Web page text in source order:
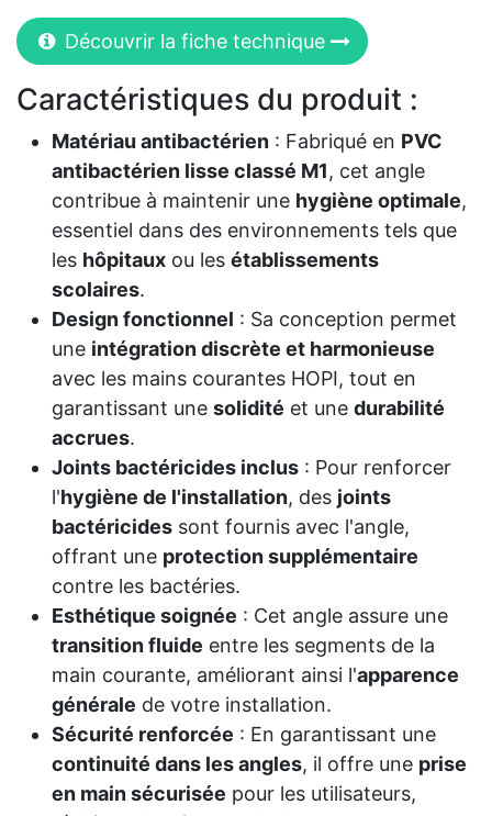
Découvrir la fiche technique
Caractéristiques du produit :
Matériau antibactérien : Fabriqué en PVC
antibactérien lisse classé M1, cet angle
contribue à maintenir une hygiène optimale,
essentiel dans des environnements tels que
les hôpitaux ou les établissements
scolaires.
Design fonctionnel : Sa conception permet
une intégration discrète et harmonieuse
avec les mains courantes HOPI, tout en
garantissant une solidité et une durabilité
accrues.
Joints bactéricides inclus : Pour renforcer
l'hygiène de l'installation, des joints
bactéricides sont fournis avec l'angle,
offrant une protection supplémentaire
contre les bactéries.
Esthétique soignée : Cet angle assure une
transition fluide entre les segments de la
main courante, améliorant ainsi l'apparence
générale de votre installation.
Sécurité renforcée : En garantissant une
continuité dans les angles, il offre une prise
en main sécurisée pour les utilisateurs,